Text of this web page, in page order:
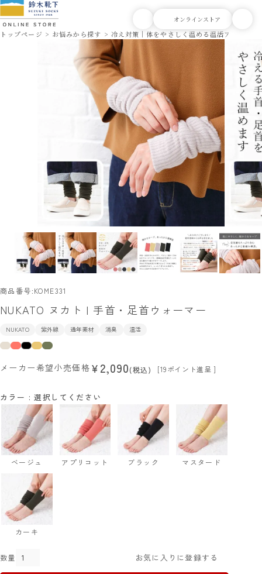
トップページ お悩みから探す 冷え対策｜体をやさしく温める温活アイテム
商品番号 KOME331
NUKATO ヌカト | 手首・足首ウォーマー
NUKATO 紫外線 通年素材 消臭 温活
メーカー希望小売価格 ¥2,090 税込 [19ポイント進呈 ]
カラー 選択してください
ベージュ アプリコット ブラック マスタード
カーキ
お気に入りに登録する